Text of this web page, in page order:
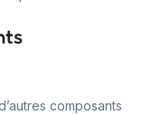
composants